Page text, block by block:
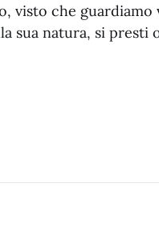
visto che guardiamo
sua natura, si presti